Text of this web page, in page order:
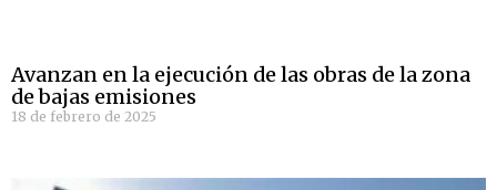
Avanzan en la ejecución de las obras de la zona
de bajas emisiones
18 de febrero de 2025